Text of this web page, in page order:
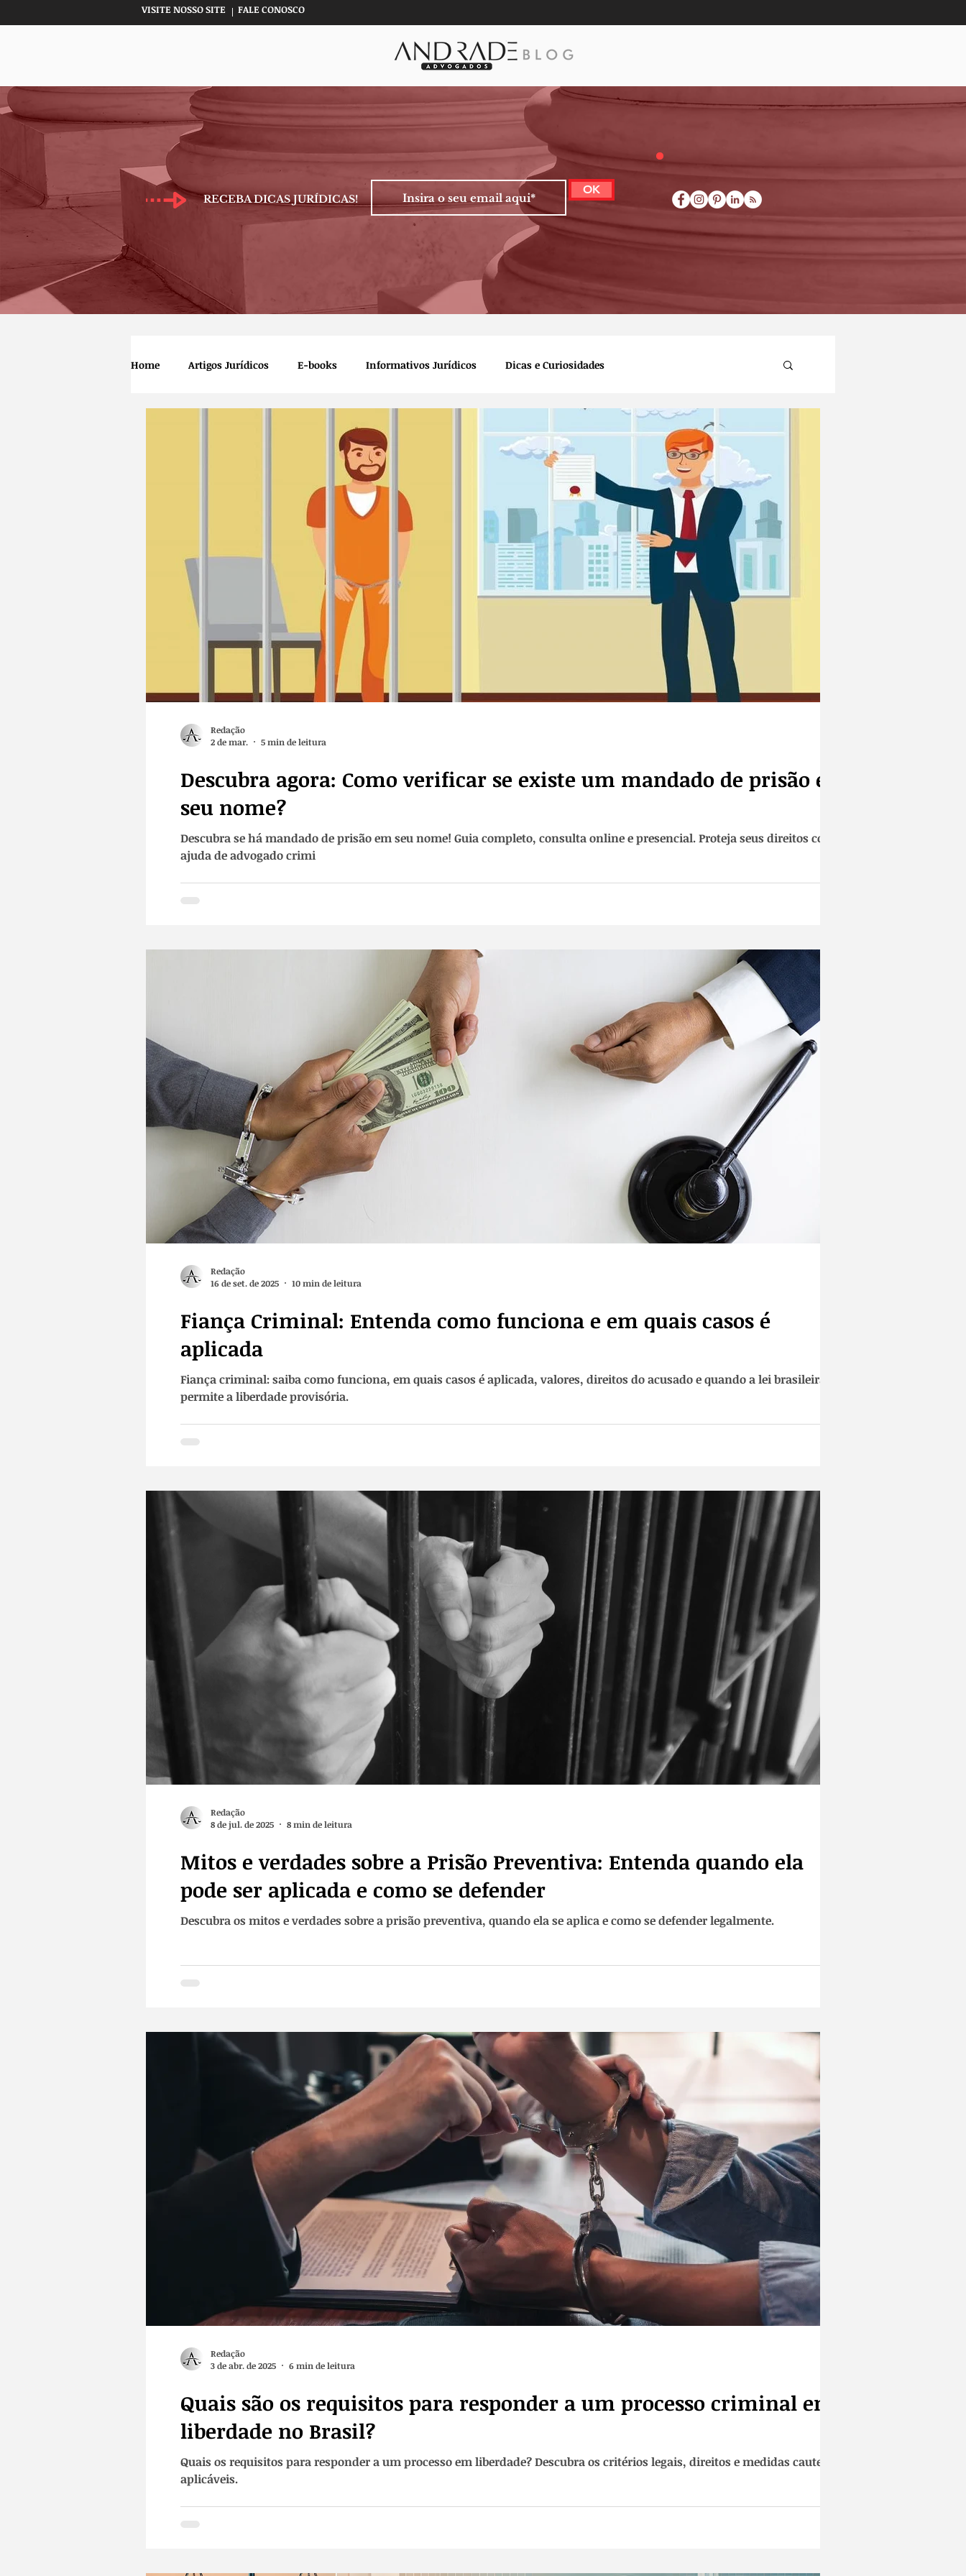
VISITE NOSSO SITE FALE CONOSCO
OK
RECEBA DICAS JURÍDICAS!
Home Artigos Jurídicos E-books Informativos Jurídicos Dicas e Curiosidades
Descubra agora: Como verificar se existe um mandado de prisão em
seu nome?
Descubra se há mandado de prisão em seu nome! Guia completo, consulta online e presencial. Proteja seus direitos com
ajuda de advogado crimi
Redação
2 de mar.
5 min de leitura
Fiança Criminal: Entenda como funciona e em quais casos é
aplicada
Fiança criminal: saiba como funciona, em quais casos é aplicada, valores, direitos do acusado e quando a lei brasileira
permite a liberdade provisória.
Redação
16 de set. de 2025
10 min de leitura
Mitos e verdades sobre a Prisão Preventiva: Entenda quando ela
pode ser aplicada e como se defender
Descubra os mitos e verdades sobre a prisão preventiva, quando ela se aplica e como se defender legalmente.
Redação
8 de jul. de 2025
8 min de leitura
Quais são os requisitos para responder a um processo criminal em
liberdade no Brasil?
Quais os requisitos para responder a um processo em liberdade? Descubra os critérios legais, direitos e medidas cautelares
aplicáveis.
Redação
3 de abr. de 2025
6 min de leitura